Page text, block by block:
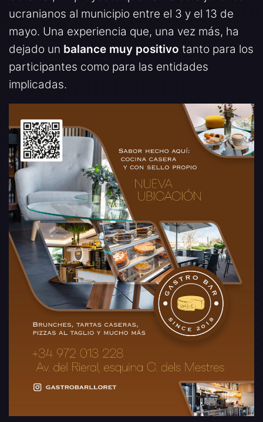
ucranianos al municipio entre el 3 y el 13 de
mayo. Una experiencia que, una vez más, ha
dejado un balance muy positivo tanto para los
participantes como para las entidades
implicadas.